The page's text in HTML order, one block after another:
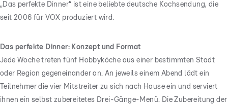
„Das perfekte Dinner“ ist eine beliebte deutsche Kochsendung, die
seit 2006 für VOX produziert wird.
Das perfekte Dinner: Konzept und Format
Jede Woche treten fünf Hobbyköche aus einer bestimmten Stadt
oder Region gegeneinander an. An jeweils einem Abend lädt ein
Teilnehmer die vier Mitstreiter zu sich nach Hause ein und serviert
ihnen ein selbst zubereitetes Drei-Gänge-Menü. Die Zubereitung der